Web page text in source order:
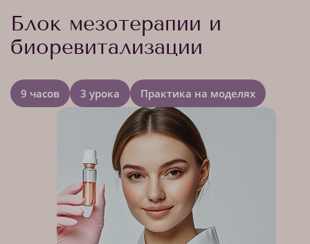
Блок мезотерапии и
биоревитализации
9 часов 3 урока Практика на моделях